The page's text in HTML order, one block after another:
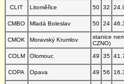
CLIT
Litoměřice 50 32
CMBO
Mladá Boleslav 50 24
CMOK
Moravský Krumlov
stanice
CZNO)
COLM
Olomouc 49 35
COPA
Opava 49 56